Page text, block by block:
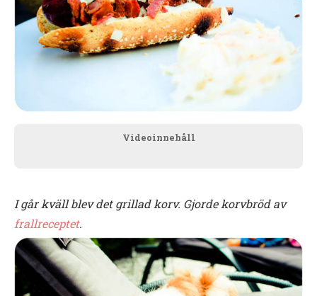
Videoinnehåll
I går kväll blev det grillad korv. Gjorde korvbröd av
frallreceptet.